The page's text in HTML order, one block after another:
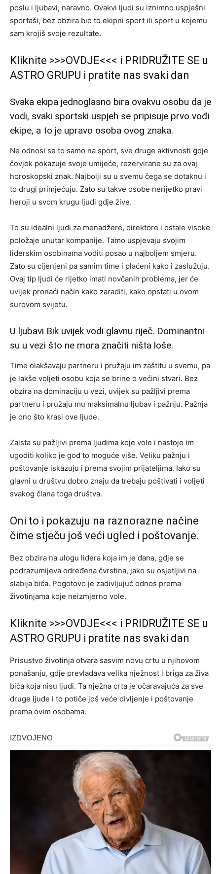
poslu i ljubavi, naravno. Ovakvi ljudi su iznimno uspješni
sportaši, bez obzira bio to ekipni sport ili sport u kojemu
sam krojiš svoje rezultate.
Kliknite >>>OVDJE<<< i PRIDRUŽITE SE u
ASTRO GRUPU i pratite nas svaki dan
Svaka ekipa jednoglasno bira ovakvu osobu da je
vodi, svaki sportski uspjeh se pripisuje prvo vođi
ekipe, a to je upravo osoba ovog znaka.
Ne odnosi se to samo na sport, sve druge aktivnosti gdje
čovjek pokazuje svoje umijeće, rezervirane su za ovaj
horoskopski znak. Najbolji su u svemu čega se dotaknu i
to drugi primjećuju. Zato su takve osobe nerijetko pravi
heroji u svom krugu ljudi gdje žive.
To su idealni ljudi za menadžere, direktore i ostale visoke
položaje unutar kompanije. Tamo uspjevaju svojim
liderskim osobinama voditi posao u najboljem smjeru.
Zato su cijenjeni pa samim time i plaćeni kako i zaslužuju.
Ovaj tip ljudi će rijetko imati novčanih problema, jer će
uvijek pronaći način kako zaraditi, kako opstati u ovom
surovom svijetu.
U ljubavi Bik uvijek vodi glavnu riječ. Dominantni
su u vezi što ne mora značiti ništa loše.
Time olakšavaju partneru i pružaju im zaštitu u svemu, pa
je lakše voljeti osobu koja se brine o većini stvari. Bez
obzira na dominaciju u vezi, uvijek su pažljivi prema
partneru i pružaju mu maksimalnu ljubav i pažnju. Pažnja
je ono što krasi ove ljude.
Zaista su pažljivi prema ljudima koje vole i nastoje im
ugoditi koliko je god to moguće više. Veliku pažnju i
poštovanje iskazuju i prema svojim prijateljima. Iako su
glavni u društvu dobro znaju da trebaju poštivati i voljeti
svakog člana toga društva.
Oni to i pokazuju na raznorazne načine
čime stječu još veći ugled i poštovanje.
Bez obzira na ulogu lidera koja im je dana, gdje se
podrazumijeva određena čvrstina, jako su osjetljivi na
slabija bića. Pogotovo je zadivljujuć odnos prema
životinjama koje neizmjerno vole.
Kliknite >>>OVDJE<<< i PRIDRUŽITE SE u
ASTRO GRUPU i pratite nas svaki dan
Prisustvo životinja otvara sasvim novu crtu u njihovom
ponašanju, gdje prevladava velika nježnost i briga za živa
bića koja nisu ljudi. Ta nježna crta je očaravajuća za sve
druge ljude i to potiče još veće divljenje i poštovanje
prema ovim osobama.